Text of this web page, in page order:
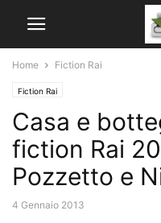
Home Fiction Rai
Fiction Rai
Casa e
fiction Rai
Pozzetto e
4 Gennaio 2013